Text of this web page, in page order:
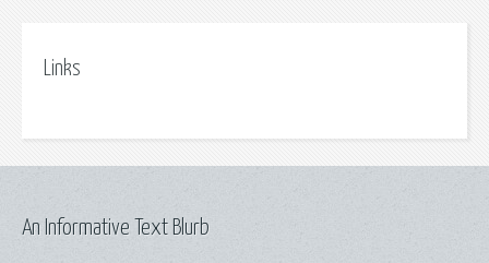
Links
An Informative Text Blurb